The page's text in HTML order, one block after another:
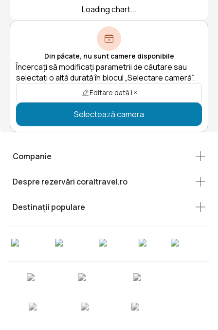
Loading chart...
Din păcate, nu sunt camere disponibile
Încercați să modificați parametrii de căutare sau
selectați o altă durată în blocul „Selectare cameră”.
Editare dată | ×
Selectează camera
Companie
Despre rezervări coraltravel.ro
Destinații populare